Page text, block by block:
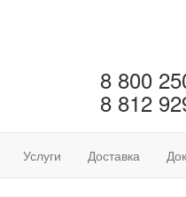
8 800
8 812
Услуги Доставка